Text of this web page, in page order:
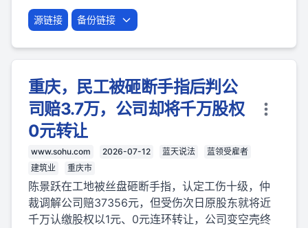
源链接 备份链接
重庆，民工被砸断手指后判公
司赔3.7万，公司却将千万股权
0元转让
www.sohu.com 2026-07-12 蓝天说法
蓝领受雇者
建筑业
重庆市
陈景跃在工地被丝盘砸断手指，认定工伤十级，仲
裁调解公司赔37356元，但受伤次日原股东就将近
千万认缴股权以1元、0元连环转让，公司变空壳终